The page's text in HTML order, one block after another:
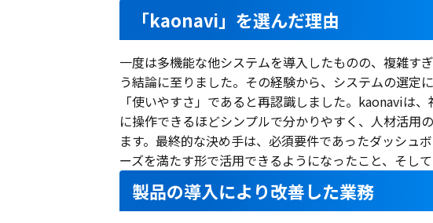
「kaonavi」を選んだ理由
一度は多機能な他システムを導入したものの、複雑す
う結論に至りました。その経験から、システムの選定
「使いやすさ」であると再認識しました。kaonaviは
に操作できるほどシンプルで分かりやすく、人材活用
ます。最終的な決め手は、必須要件であったダッシュ
ーズを満たす形で活用できるようになったこと、そし
製品の導入により改善した業務